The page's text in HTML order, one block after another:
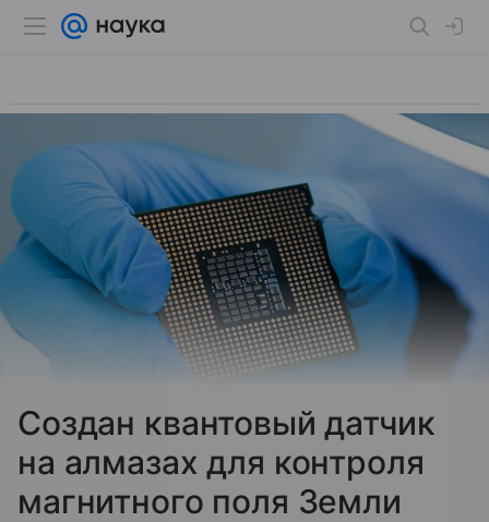
Создан квантовый датчик
на алмазах для контроля
магнитного поля Земли